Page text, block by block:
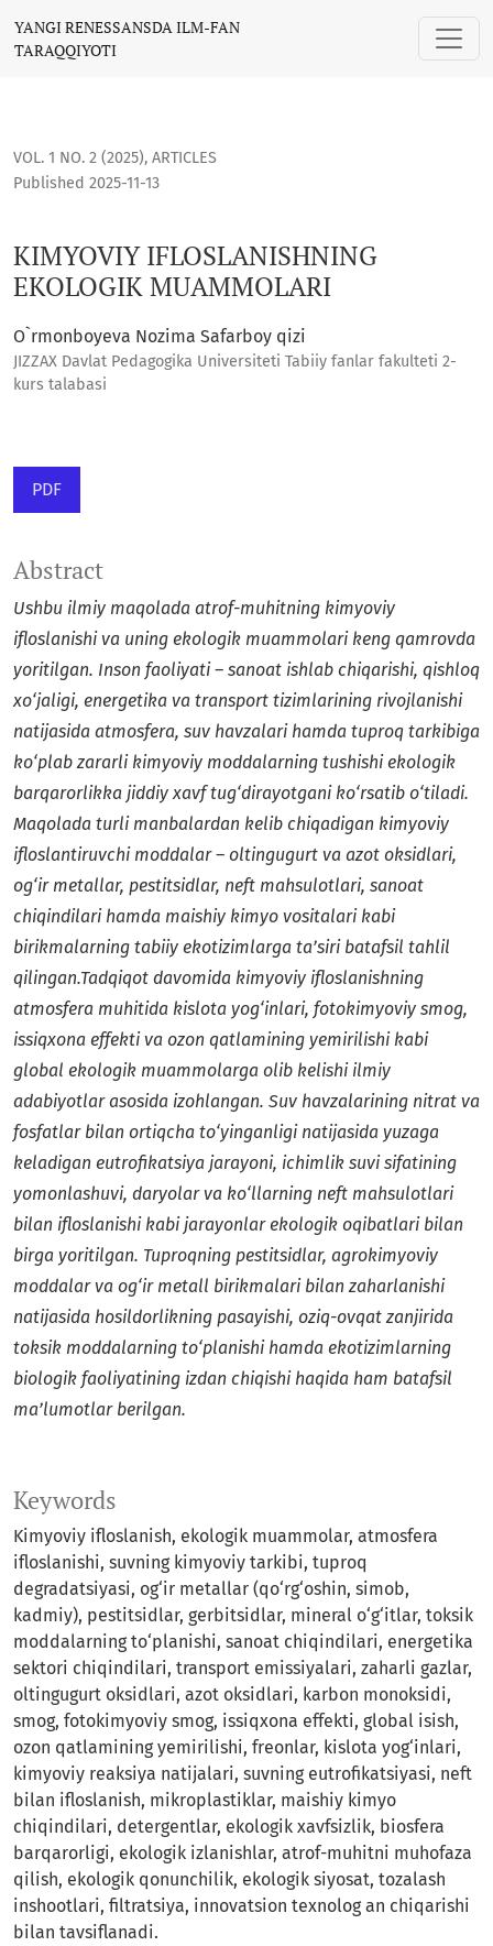
KIMYOVIY IFLOSLANISHNING EKOLOGIK MUAMMOLARI
YANGI RENESSANSDA ILM-FAN
TARAQQIYOTI
VOL. 1 NO. 2 (2025), ARTICLES
KIMYOVIY IFLOSLANISHNING
EKOLOGIK MUAMMOLARI
Published 2025-11-13
O`rmonboyeva Nozima Safarboy qizi
JIZZAX Davlat Pedagogika Universiteti Tabiiy fanlar fakulteti 2-
kurs talabasi
PDF
Keywords
Kimyoviy ifloslanish, ekologik muammolar, atmosfera
ifloslanishi, suvning kimyoviy tarkibi, tuproq
degradatsiyasi, og‘ir metallar (qo‘rg‘oshin, simob,
kadmiy), pestitsidlar, gerbitsidlar, mineral o‘g‘itlar, toksik
moddalarning to‘planishi, sanoat chiqindilari, energetika
sektori chiqindilari, transport emissiyalari, zaharli gazlar,
oltingugurt oksidlari, azot oksidlari, karbon monoksidi,
smog, fotokimyoviy smog, issiqxona effekti, global isish,
ozon qatlamining yemirilishi, freonlar, kislota yog‘inlari,
kimyoviy reaksiya natijalari, suvning eutrofikatsiyasi, neft
bilan ifloslanish, mikroplastiklar, maishiy kimyo
chiqindilari, detergentlar, ekologik xavfsizlik, biosfera
barqarorligi, ekologik izlanishlar, atrof-muhitni muhofaza
qilish, ekologik qonunchilik, ekologik siyosat, tozalash
inshootlari, filtratsiya, innovatsion texnolog an chiqarishi
bilan tavsiflanadi.
Abstract
Ushbu ilmiy maqolada atrof-muhitning kimyoviy
ifloslanishi va uning ekologik muammolari keng qamrovda
yoritilgan. Inson faoliyati – sanoat ishlab chiqarishi, qishloq
xo‘jaligi, energetika va transport tizimlarining rivojlanishi
natijasida atmosfera, suv havzalari hamda tuproq tarkibiga
ko‘plab zararli kimyoviy moddalarning tushishi ekologik
barqarorlikka jiddiy xavf tug‘dirayotgani ko‘rsatib o‘tiladi.
Maqolada turli manbalardan kelib chiqadigan kimyoviy
ifloslantiruvchi moddalar – oltingugurt va azot oksidlari,
og‘ir metallar, pestitsidlar, neft mahsulotlari, sanoat
chiqindilari hamda maishiy kimyo vositalari kabi
birikmalarning tabiiy ekotizimlarga ta’siri batafsil tahlil
qilingan.Tadqiqot davomida kimyoviy ifloslanishning
atmosfera muhitida kislota yog‘inlari, fotokimyoviy smog,
issiqxona effekti va ozon qatlamining yemirilishi kabi
global ekologik muammolarga olib kelishi ilmiy
adabiyotlar asosida izohlangan. Suv havzalarining nitrat va
fosfatlar bilan ortiqcha to‘yinganligi natijasida yuzaga
keladigan eutrofikatsiya jarayoni, ichimlik suvi sifatining
yomonlashuvi, daryolar va ko‘llarning neft mahsulotlari
bilan ifloslanishi kabi jarayonlar ekologik oqibatlari bilan
birga yoritilgan. Tuproqning pestitsidlar, agrokimyoviy
moddalar va og‘ir metall birikmalari bilan zaharlanishi
natijasida hosildorlikning pasayishi, oziq-ovqat zanjirida
toksik moddalarning to‘planishi hamda ekotizimlarning
biologik faoliyatining izdan chiqishi haqida ham batafsil
ma’lumotlar berilgan.